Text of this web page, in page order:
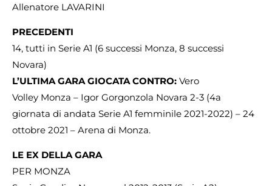
Allenatore LAVARINI
PRECEDENTI
14, tutti in Serie A1 (6 successi Monza, 8 successi
Novara)
L’ULTIMA GARA GIOCATA CONTRO: Vero
Volley Monza – Igor Gorgonzola Novara 2-3 (4a
giornata di andata Serie A1 femminile 2021-2022) – 24
ottobre 2021 – Arena di Monza.
LE EX DELLA GARA
PER MONZA